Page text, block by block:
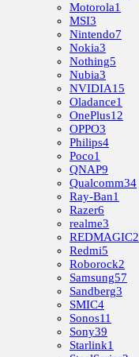
Motorola1
MSI3
Nintendo7
Nokia3
Nothing5
Nubia3
NVIDIA15
Oladance1
OnePlus12
OPPO3
Philips4
Poco1
QNAP9
Qualcomm34
Ray-Ban1
Razer6
realme3
REDMAGIC2
Redmi5
Roborock2
Samsung57
Sandberg3
SMIC4
Sonos11
Sony39
Starlink1